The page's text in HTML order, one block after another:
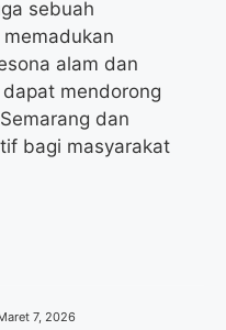
sebuah
alam dan
mendorong
dan
bagi masyarakat
7, 2026